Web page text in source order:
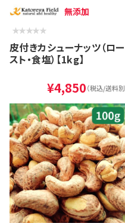
無添加
皮付きカシューナッツ（ロー
スト・食塩）【1kg】
¥4,850（税込/送料別